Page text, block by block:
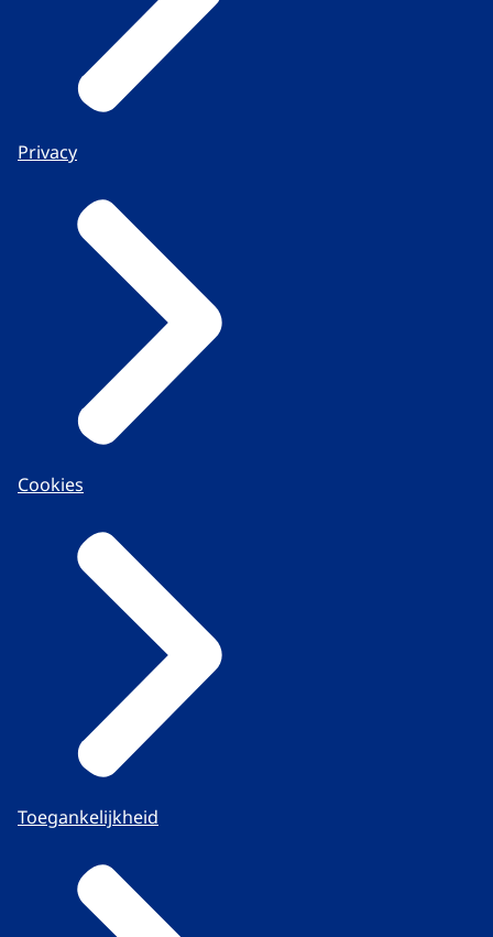
Privacy
Cookies
Toegankelijkheid